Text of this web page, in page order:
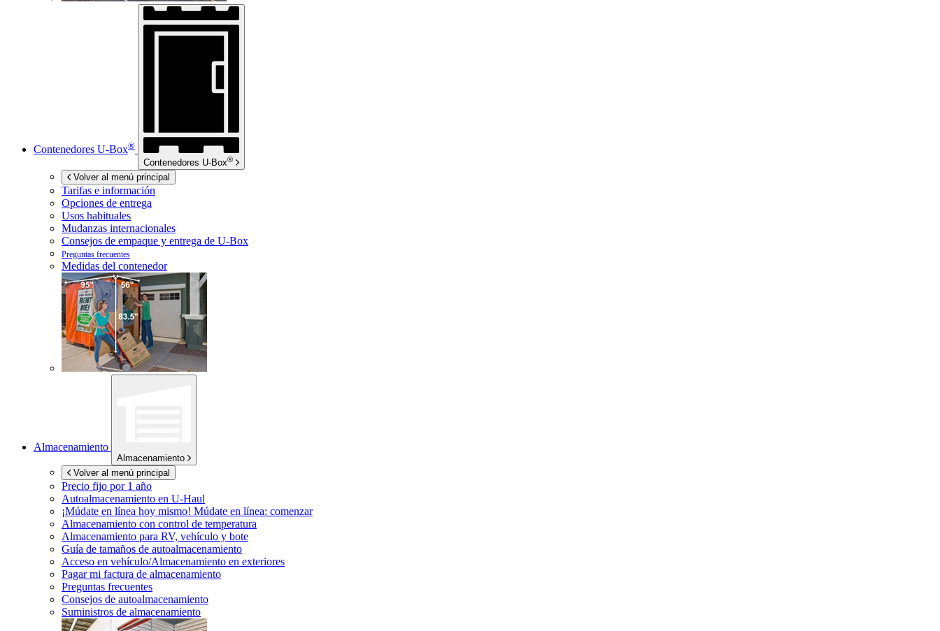
Contenedores U-Box®
Contenedores U-Box®
Volver al menú principal
Tarifas e información
Opciones de entrega
Usos habituales
Mudanzas internacionales
Consejos de empaque y entrega de U-Box
Preguntas frecuentes
Medidas del contenedor
Almacenamiento
Almacenamiento
Volver al menú principal
Precio fijo por 1 año
Autoalmacenamiento en U-Haul
¡Múdate en línea hoy mismo! Múdate en línea: comenzar
Almacenamiento con control de temperatura
Almacenamiento para RV, vehículo y bote
Guía de tamaños de autoalmacenamiento
Acceso en vehículo/Almacenamiento en exteriores
Pagar mi factura de almacenamiento
Preguntas frecuentes
Consejos de autoalmacenamiento
Suministros de almacenamiento